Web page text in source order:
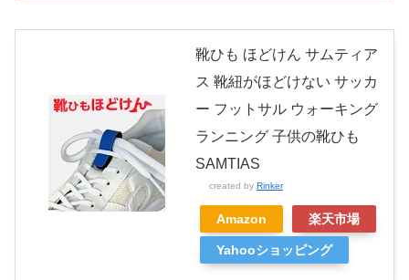
靴ひも ほどけん サムティア
ス 靴紐がほどけない サッカ
ー フットサル ウォーキング
ランニング 子供の靴ひも
SAMTIAS
created by Rinker
Amazon 楽天市場
Yahooショッピング